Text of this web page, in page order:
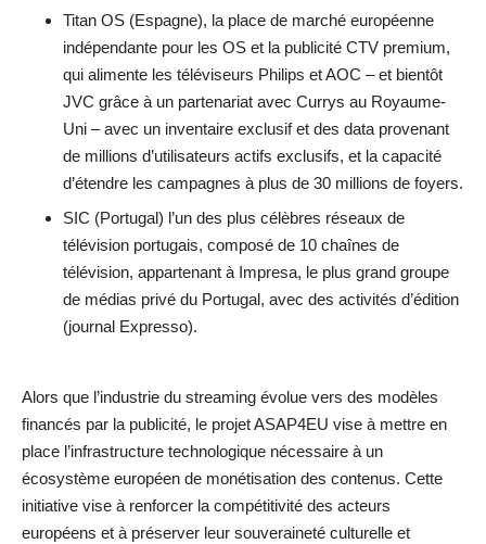
Titan OS (Espagne), la place de marché européenne
indépendante pour les OS et la publicité CTV premium,
qui alimente les téléviseurs Philips et AOC – et bientôt
JVC grâce à un partenariat avec Currys au Royaume-
Uni – avec un inventaire exclusif et des data provenant
de millions d’utilisateurs actifs exclusifs, et la capacité
d’étendre les campagnes à plus de 30 millions de foyers.
SIC (Portugal) l’un des plus célèbres réseaux de
télévision portugais, composé de 10 chaînes de
télévision, appartenant à Impresa, le plus grand groupe
de médias privé du Portugal, avec des activités d’édition
(journal Expresso).
Alors que l’industrie du streaming évolue vers des modèles
financés par la publicité, le projet ASAP4EU vise à mettre en
place l’infrastructure technologique nécessaire à un
écosystème européen de monétisation des contenus. Cette
initiative vise à renforcer la compétitivité des acteurs
européens et à préserver leur souveraineté culturelle et